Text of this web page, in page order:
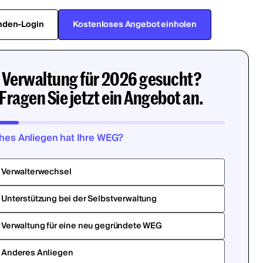
Login Kostenloses Angebot einholen
Verwaltung für 2026 gesucht?
Fragen Sie jetzt ein Angebot an.
Anliegen hat Ihre WEG?
Verwalterwechsel
Unterstützung bei der Selbstverwaltung
Verwaltung für eine neu gegründete WEG
Anderes Anliegen